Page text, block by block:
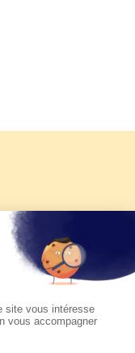
2026 de KTO
pape Léon
sur KTO le